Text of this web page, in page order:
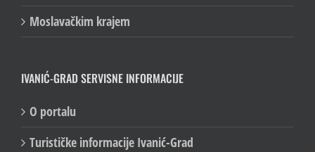
Moslavačkim krajem
IVANIĆ-GRAD SERVISNE INFORMACIJE
O portalu
Turističke informacije Ivanić-Grad